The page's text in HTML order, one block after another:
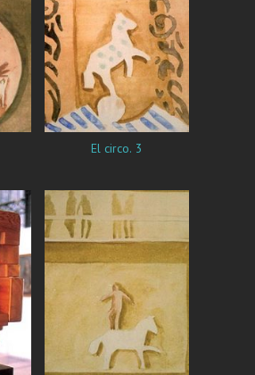
El circo. 3